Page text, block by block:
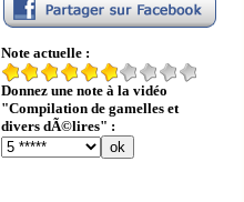
Note actuelle :
Donnez une note à la vidéo
"Compilation de gamelles et
divers dÃ©lires" :